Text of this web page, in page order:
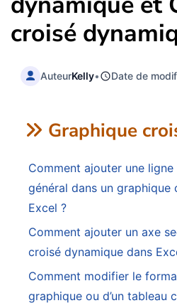
croisé
AuteurKelly• Date de
Graphique
Comment ajouter une
général dans un graphique
Excel ?
Comment ajouter un axe
croisé dynamique dans
Comment modifier le
graphique ou d’un tableau